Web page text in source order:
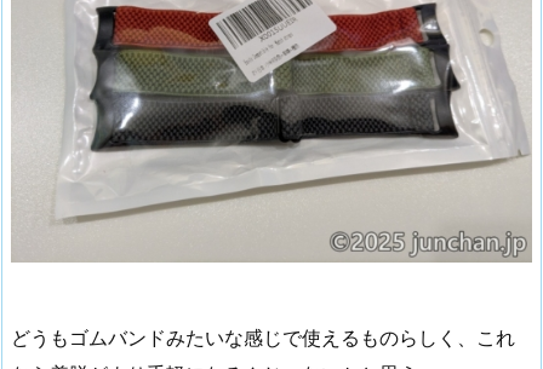
どうもゴムバンドみたいな感じで使えるものらしく、これ